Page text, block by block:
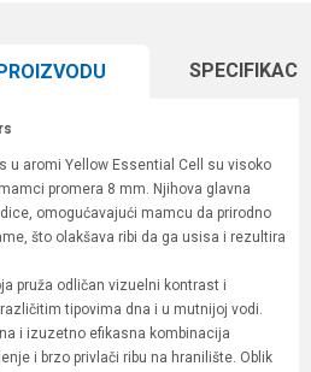
u aromi Yellow Essential Cell su visoko
promera 8 mm. Njihova glavna
omogućavajući mamcu da prirodno
što olakšava ribi da ga usisa i rezultira
pruža odličan vizuelni kontrast i
tipovima dna i u mutnijoj vodi.
i izuzetno efikasna kombinacija
i brzo privlači ribu na hranilište. Oblik